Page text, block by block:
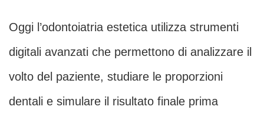
Oggi l’odontoiatria estetica utilizza strumenti
digitali avanzati che permettono di analizzare il
volto del paziente, studiare le proporzioni
dentali e simulare il risultato finale prima